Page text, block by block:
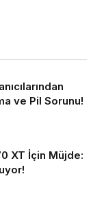
ve Pil Sorunu!
XT İçin Müjde: